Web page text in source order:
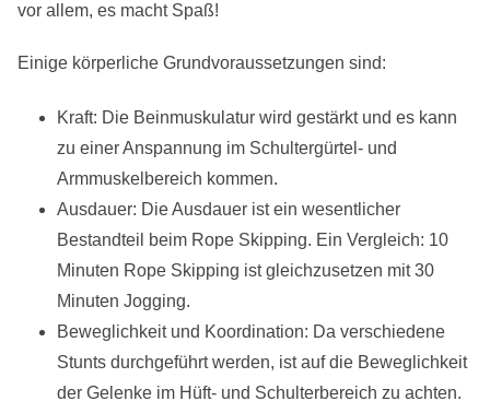
vor allem, es macht Spaß!
Einige körperliche Grundvoraussetzungen sind:
Kraft: Die Beinmuskulatur wird gestärkt und es kann
zu einer Anspannung im Schultergürtel- und
Armmuskelbereich kommen.
Ausdauer: Die Ausdauer ist ein wesentlicher
Bestandteil beim Rope Skipping. Ein Vergleich: 10
Minuten Rope Skipping ist gleichzusetzen mit 30
Minuten Jogging.
Beweglichkeit und Koordination: Da verschiedene
Stunts durchgeführt werden, ist auf die Beweglichkeit
der Gelenke im Hüft- und Schulterbereich zu achten.